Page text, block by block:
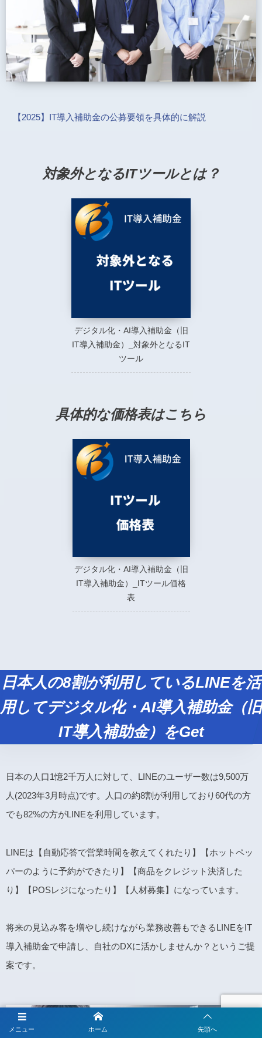
【2025】IT導入補助金の公募要領を具体的に解説
対象外となるITツールとは？
デジタル化・AI導入補助金（旧
IT導入補助金）_対象外となるIT
ツール
具体的な価格表はこちら
デジタル化・AI導入補助金（旧
IT導入補助金）_ITツール価格
表
日本人の8割が利用しているLINEを活
用してデジタル化・AI導入補助金（旧
IT導入補助金）をGet
日本の人口1憶2千万人に対して、LINEのユーザー数は9,500万
人(2023年3月時点)です。人口の約8割が利用しており60代の方
でも82%の方がLINEを利用しています。
LINEは【自動応答で営業時間を教えてくれたり】【ホットペッ
パーのように予約ができたり】【商品をクレジット決済した
り】【POSレジになったり】【人材募集】になっています。
将来の見込み客を増やし続けながら業務改善もできるLINEをIT
導入補助金で申請し、自社のDXに活かしませんか？というご提
案です。
メニュー ホーム 先頭へ